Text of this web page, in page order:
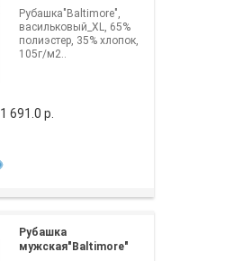
Рубашка"Baltimore",
васильковый_XL, 65%
полиэстер, 35% хлопок,
105г/м2..
1 691.0 р.
Рубашка
мужская"Baltimore"